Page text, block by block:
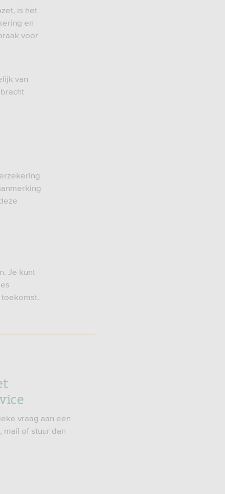
is het
en
voor
van
Je kunt
vraag aan een
mail of stuur dan